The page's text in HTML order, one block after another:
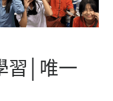
習│唯一